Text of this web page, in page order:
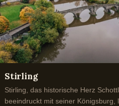
Stirling
Stirling, das historische Herz
beeindruckt mit seiner Königsburg,